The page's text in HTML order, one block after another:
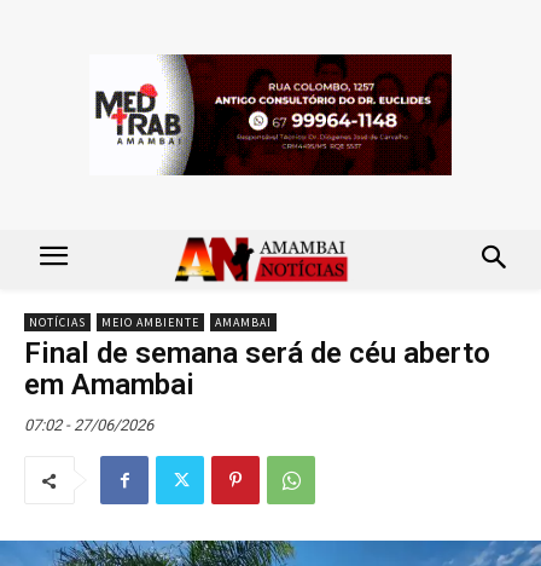
NOTÍCIAS MEIO AMBIENTE AMAMBAI
Final de semana será de céu aberto
em Amambai
07:02 - 27/06/2026